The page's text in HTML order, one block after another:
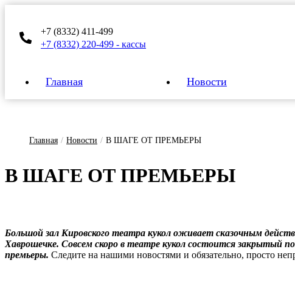
+7 (8332) 411-499
+7 (8332) 220-499 - кассы
Главная Новости
Главная / Новости / В ШАГЕ ОТ ПРЕМЬЕРЫ
В ША­ГЕ ОТ ПРЕМЬ­Е­РЫ
Большой зал Кировского театра кукол оживает сказочным
Хаврошечке. Совсем скоро в театре кукол состоится
премьеры. Следите на нашими новостями и обязательно, просто